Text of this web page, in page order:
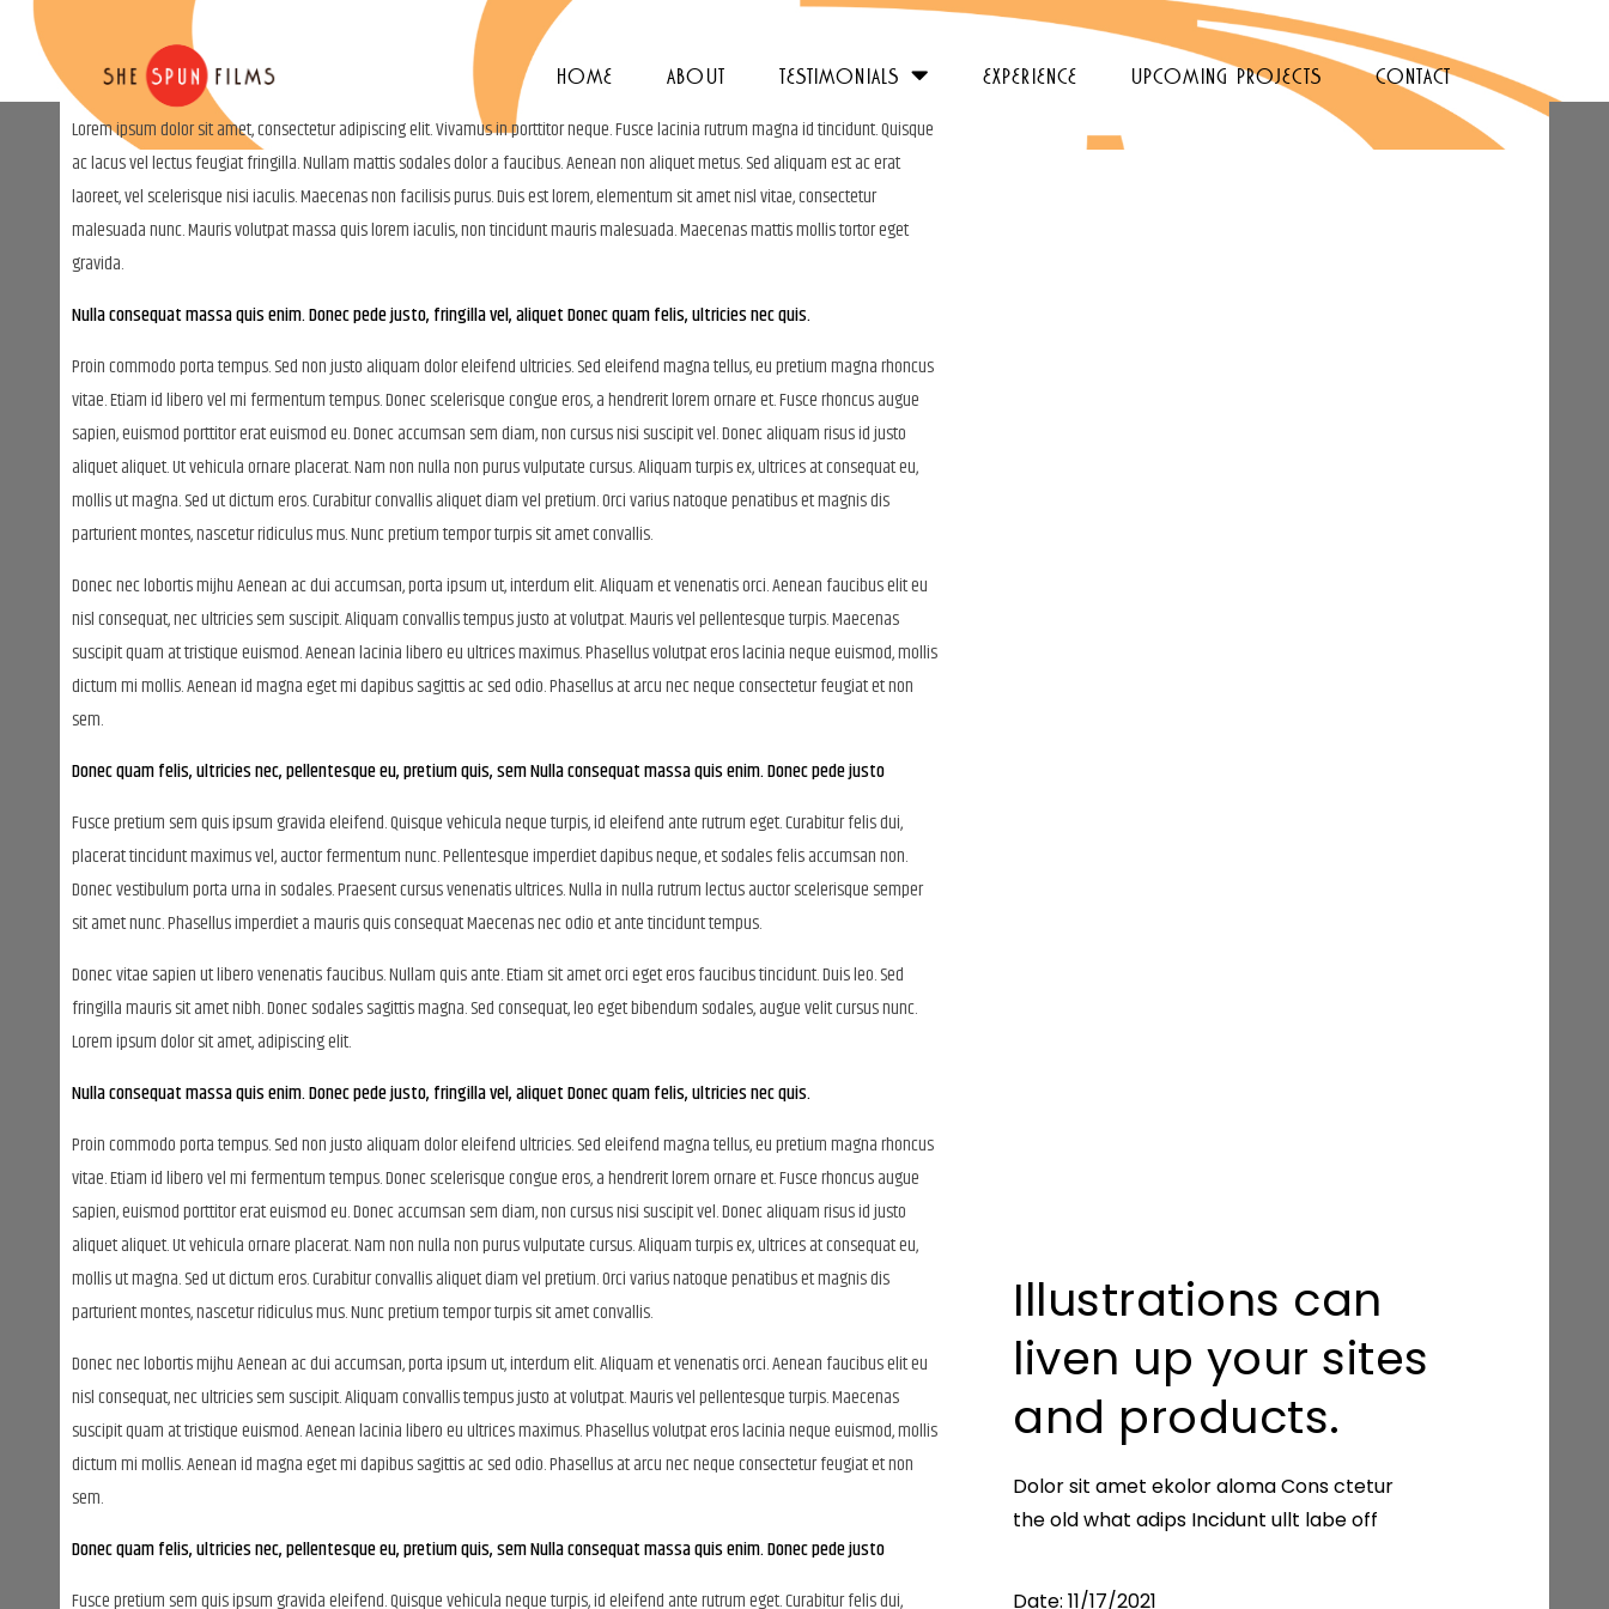
home about testimonials experience upcoming projects contact
Lorem ipsum dolor sit amet, consectetur adipiscing elit. Vivamus in porttitor neque. Fusce lacinia rutrum magna id tincidunt. Quisque
ac lacus vel lectus feugiat fringilla. Nullam mattis sodales dolor a faucibus. Aenean non aliquet metus. Sed aliquam est ac erat
laoreet, vel scelerisque nisi iaculis. Maecenas non facilisis purus. Duis est lorem, elementum sit amet nisl vitae, consectetur
malesuada nunc. Mauris volutpat massa quis lorem iaculis, non tincidunt mauris malesuada. Maecenas mattis mollis tortor eget
gravida.
Nulla consequat massa quis enim. Donec pede justo, fringilla vel, aliquet Donec quam felis, ultricies nec quis.
Proin commodo porta tempus. Sed non justo aliquam dolor eleifend ultricies. Sed eleifend magna tellus, eu pretium magna rhoncus
vitae. Etiam id libero vel mi fermentum tempus. Donec scelerisque congue eros, a hendrerit lorem ornare et. Fusce rhoncus augue
sapien, euismod porttitor erat euismod eu. Donec accumsan sem diam, non cursus nisi suscipit vel. Donec aliquam risus id justo
aliquet aliquet. Ut vehicula ornare placerat. Nam non nulla non purus vulputate cursus. Aliquam turpis ex, ultrices at consequat eu,
mollis ut magna. Sed ut dictum eros. Curabitur convallis aliquet diam vel pretium. Orci varius natoque penatibus et magnis dis
parturient montes, nascetur ridiculus mus. Nunc pretium tempor turpis sit amet convallis.
Donec nec lobortis mijhu Aenean ac dui accumsan, porta ipsum ut, interdum elit. Aliquam et venenatis orci. Aenean faucibus elit eu
nisl consequat, nec ultricies sem suscipit. Aliquam convallis tempus justo at volutpat. Mauris vel pellentesque turpis. Maecenas
suscipit quam at tristique euismod. Aenean lacinia libero eu ultrices maximus. Phasellus volutpat eros lacinia neque euismod, mollis
dictum mi mollis. Aenean id magna eget mi dapibus sagittis ac sed odio. Phasellus at arcu nec neque consectetur feugiat et non
sem.
Donec quam felis, ultricies nec, pellentesque eu, pretium quis, sem Nulla consequat massa quis enim. Donec pede justo
Fusce pretium sem quis ipsum gravida eleifend. Quisque vehicula neque turpis, id eleifend ante rutrum eget. Curabitur felis dui,
placerat tincidunt maximus vel, auctor fermentum nunc. Pellentesque imperdiet dapibus neque, et sodales felis accumsan non.
Donec vestibulum porta urna in sodales. Praesent cursus venenatis ultrices. Nulla in nulla rutrum lectus auctor scelerisque semper
sit amet nunc. Phasellus imperdiet a mauris quis consequat Maecenas nec odio et ante tincidunt tempus.
Donec vitae sapien ut libero venenatis faucibus. Nullam quis ante. Etiam sit amet orci eget eros faucibus tincidunt. Duis leo. Sed
fringilla mauris sit amet nibh. Donec sodales sagittis magna. Sed consequat, leo eget bibendum sodales, augue velit cursus nunc.
Lorem ipsum dolor sit amet, adipiscing elit.
Nulla consequat massa quis enim. Donec pede justo, fringilla vel, aliquet Donec quam felis, ultricies nec quis.
Proin commodo porta tempus. Sed non justo aliquam dolor eleifend ultricies. Sed eleifend magna tellus, eu pretium magna rhoncus
vitae. Etiam id libero vel mi fermentum tempus. Donec scelerisque congue eros, a hendrerit lorem ornare et. Fusce rhoncus augue
sapien, euismod porttitor erat euismod eu. Donec accumsan sem diam, non cursus nisi suscipit vel. Donec aliquam risus id justo
aliquet aliquet. Ut vehicula ornare placerat. Nam non nulla non purus vulputate cursus. Aliquam turpis ex, ultrices at consequat eu,
mollis ut magna. Sed ut dictum eros. Curabitur convallis aliquet diam vel pretium. Orci varius natoque penatibus et magnis dis
parturient montes, nascetur ridiculus mus. Nunc pretium tempor turpis sit amet convallis.
Donec nec lobortis mijhu Aenean ac dui accumsan, porta ipsum ut, interdum elit. Aliquam et venenatis orci. Aenean faucibus elit eu
nisl consequat, nec ultricies sem suscipit. Aliquam convallis tempus justo at volutpat. Mauris vel pellentesque turpis. Maecenas
suscipit quam at tristique euismod. Aenean lacinia libero eu ultrices maximus. Phasellus volutpat eros lacinia neque euismod, mollis
dictum mi mollis. Aenean id magna eget mi dapibus sagittis ac sed odio. Phasellus at arcu nec neque consectetur feugiat et non
sem.
Donec quam felis, ultricies nec, pellentesque eu, pretium quis, sem Nulla consequat massa quis enim. Donec pede justo
Fusce pretium sem quis ipsum gravida eleifend. Quisque vehicula neque turpis, id eleifend ante rutrum eget. Curabitur felis dui,
Illustrations can
liven up your sites
and products.
Dolor sit amet ekolor aloma Cons ctetur
the old what adips Incidunt ullt labe off
Date: 11/17/2021